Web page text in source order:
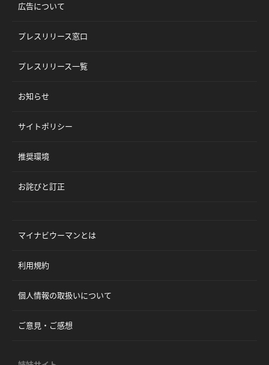
広告について
プレスリリース窓口
プレスリリース一覧
お知らせ
サイトポリシー
推奨環境
お詫びと訂正
マイナビウーマンとは
利用規約
個人情報の取扱いについて
ご意見・ご感想